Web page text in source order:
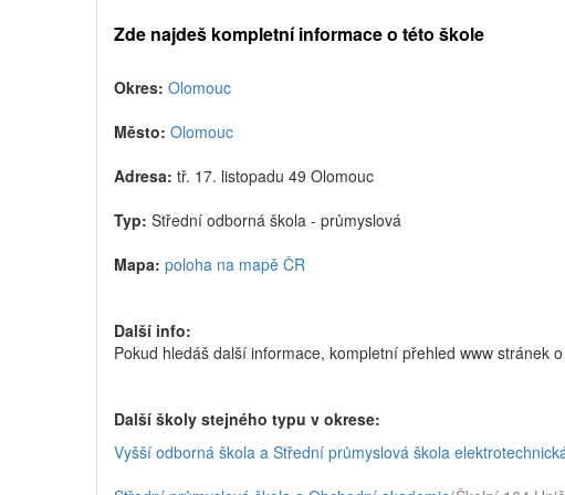
Zde najdeš kompletní informace o této škole
Okres: Olomouc
Město: Olomouc
Adresa: tř. 17. listopadu 49 Olomouc
Typ: Střední odborná škola - průmyslová
Mapa: poloha na mapě ČR
Další info:
Pokud hledáš další informace, kompletní přehled www stránek
Další školy stejného typu v okrese:
Vyšší odborná škola a Střední průmyslová škola